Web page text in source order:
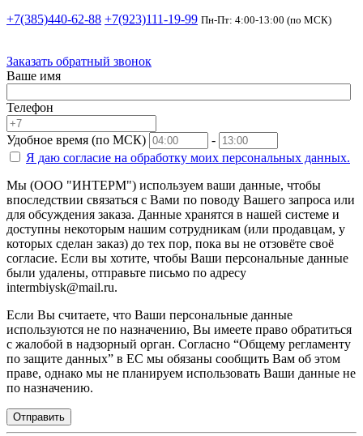
+7(385)440-62-88 +7(923)111-19-99 Пн-Пт: 4:00-13:00 (по МСК)
Заказать обратный звонок
Ваше имя
Телефон
Удобное время (по МСК)
-
Я даю согласие на обработку моих персональных данных.
Мы (ООО "ИНТЕРМ") используем ваши данные, чтобы
впоследствии связаться с Вами по поводу Вашего запроса или
для обсуждения заказа. Данные хранятся в нашей системе и
доступны некоторым нашим сотрудникам (или продавцам, у
которых сделан заказ) до тех пор, пока вы не отзовёте своё
согласие. Если вы хотите, чтобы Ваши персональные данные
были удалены, отправьте письмо по адресу
intermbiysk@mail.ru.
Если Вы считаете, что Ваши персональные данные
используются не по назначению, Вы имеете право обратиться
с жалобой в надзорный орган. Согласно “Общему регламенту
по защите данных” в ЕС мы обязаны сообщить Вам об этом
праве, однако мы не планируем использовать Ваши данные не
по назначению.
Отправить